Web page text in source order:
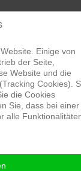
Impressum|
Einige von
der Seite,
Website und die
Cookies).
die Cookies
Sie, dass bei einer
alle